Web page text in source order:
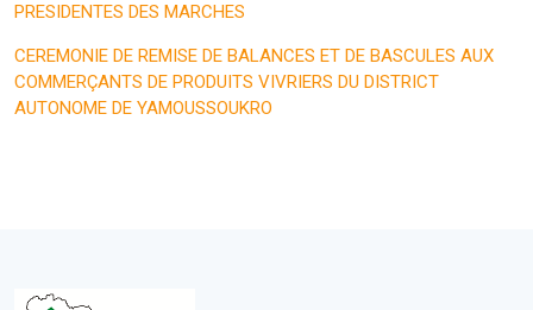
PRESIDENTES DES MARCHES
CEREMONIE DE REMISE DE BALANCES ET DE BASCULES AUX
COMMERÇANTS DE PRODUITS VIVRIERS DU DISTRICT
AUTONOME DE YAMOUSSOUKRO